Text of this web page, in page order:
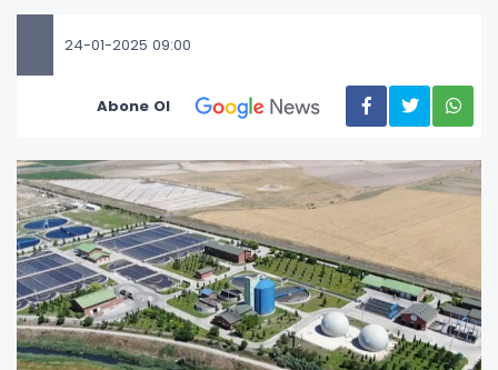
24-01-2025 09:00
Abone Ol